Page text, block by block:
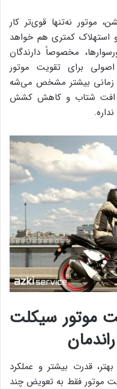
موتور نه‌تنها قوی‌تر کار
استهلاک کمتری هم خواهد
مخصوصاً دارندگان
اصولی برای تقویت موتور
بیشتر مشخص می‌شه
افت شتاب و کاهش کشش
موتور سیکلت
قدرت بیشتر و عملکرد
موتور فقط به تعویض چند